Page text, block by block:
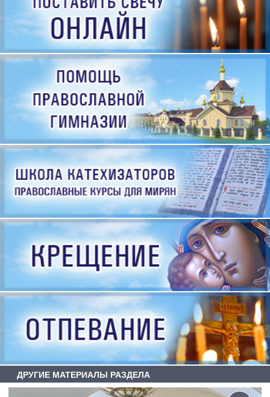
ДРУГИЕ МАТЕРИАЛЫ РАЗДЕЛА